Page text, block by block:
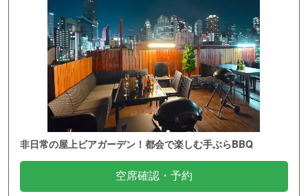
非日常の屋上ビアガーデン！都会で楽しむ手ぶらBBQ
空席確認・予約